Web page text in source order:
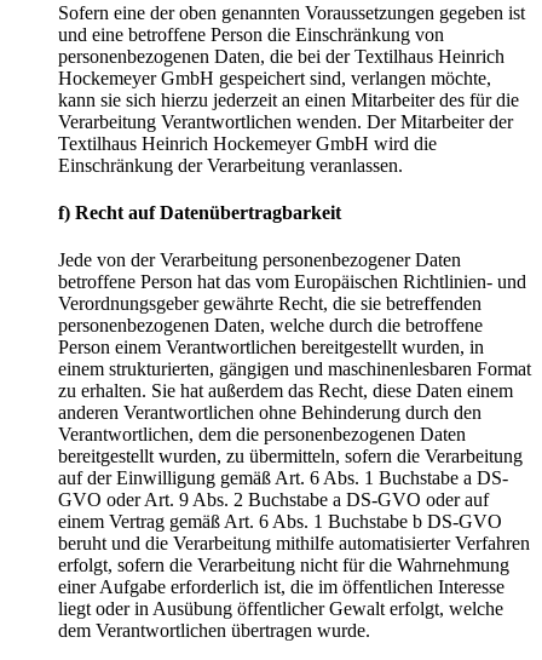
Sofern eine der oben genannten Voraussetzungen gegeben ist
und eine betroffene Person die Einschränkung von
personenbezogenen Daten, die bei der Textilhaus Heinrich
Hockemeyer GmbH gespeichert sind, verlangen möchte,
kann sie sich hierzu jederzeit an einen Mitarbeiter des für die
Verarbeitung Verantwortlichen wenden. Der Mitarbeiter der
Textilhaus Heinrich Hockemeyer GmbH wird die
Einschränkung der Verarbeitung veranlassen.
f) Recht auf Datenübertragbarkeit
Jede von der Verarbeitung personenbezogener Daten
betroffene Person hat das vom Europäischen Richtlinien- und
Verordnungsgeber gewährte Recht, die sie betreffenden
personenbezogenen Daten, welche durch die betroffene
Person einem Verantwortlichen bereitgestellt wurden, in
einem strukturierten, gängigen und maschinenlesbaren Format
zu erhalten. Sie hat außerdem das Recht, diese Daten einem
anderen Verantwortlichen ohne Behinderung durch den
Verantwortlichen, dem die personenbezogenen Daten
bereitgestellt wurden, zu übermitteln, sofern die Verarbeitung
auf der Einwilligung gemäß Art. 6 Abs. 1 Buchstabe a DS-
GVO oder Art. 9 Abs. 2 Buchstabe a DS-GVO oder auf
einem Vertrag gemäß Art. 6 Abs. 1 Buchstabe b DS-GVO
beruht und die Verarbeitung mithilfe automatisierter Verfahren
erfolgt, sofern die Verarbeitung nicht für die Wahrnehmung
einer Aufgabe erforderlich ist, die im öffentlichen Interesse
liegt oder in Ausübung öffentlicher Gewalt erfolgt, welche
dem Verantwortlichen übertragen wurde.